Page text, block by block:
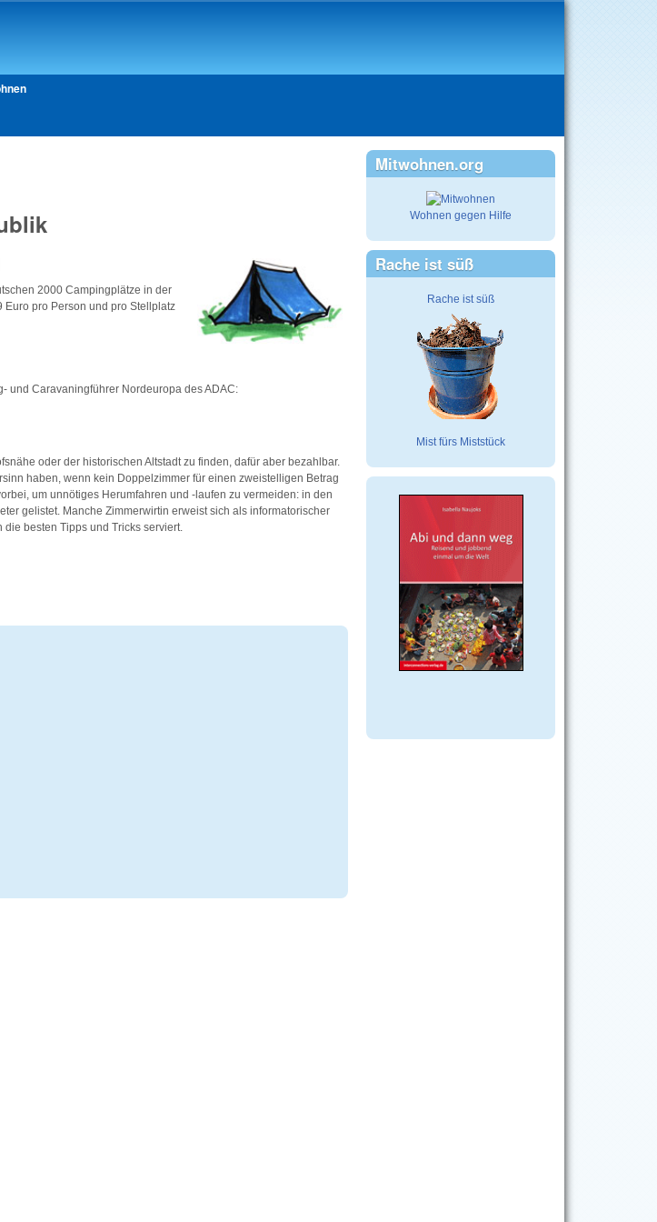
2000 Campingplätze in der
Euro pro Person und pro Stellplatz
und Caravaningführer Nordeuropa des ADAC:
oder der historischen Altstadt zu finden, dafür aber bezahlbar.
haben, wenn kein Doppelzimmer für einen zweistelligen Betrag
um unnötiges Herumfahren und -laufen zu vermeiden: in den
gelistet. Manche Zimmerwirtin erweist sich als informatorischer
besten Tipps und Tricks serviert.
Mitwohnen.org
Wohnen gegen Hilfe
Rache ist süß
Rache ist süß
Mist fürs Miststück